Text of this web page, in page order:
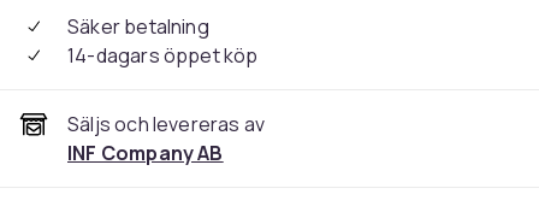
Säker betalning
14-dagars öppet köp
Säljs och levereras av
INF Company AB